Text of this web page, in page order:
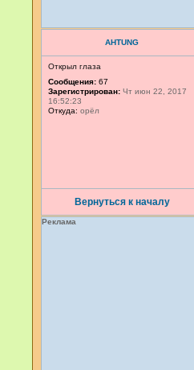
AHTUNG
Открыл глаза
Сообщения: 67
Зарегистрирован: Чт июн 22, 2017
16:52:23
Откуда: орёл
Вернуться к началу
Реклама